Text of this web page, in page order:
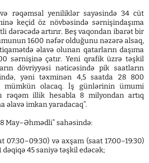
rəqəmsal yeniliklər sayəsində 34 cüt
keçid öz növbəsində sərnişindaşıma
dərəcədə artırır. Beş vaqondan ibarət bir
1600 nəfər olduğunu nəzərə alsaq,
əlavə olunan qatarların daşıma
sərnişinə çatır. Yeni qrafik üzrə təşkil
dövriyyəsi nəticəsində pik saatların
yəni təxminən 4,5 saatda 28 800
mümkün olacaq. İş günlərinin ümumi
rəqəm illik hesabla 8 milyondan artıq
əlavə imkan yaradacaq”.
May–Əhmədli” sahəsində:
və axşam (saat 17:00–19:30)
45 saniyə təşkil edəcək;